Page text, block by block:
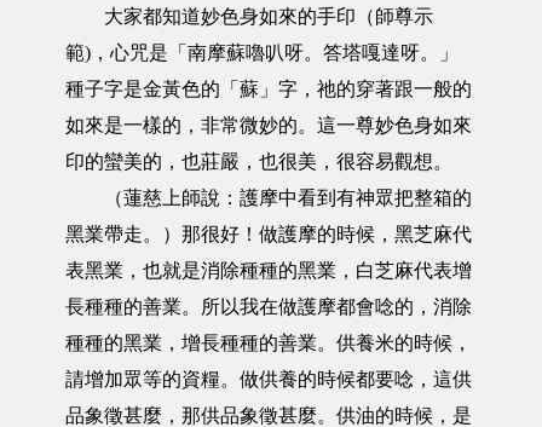
大家都知道妙色身如來的手印（師尊示
範)，心咒是「南摩蘇嚕叭呀。答塔嘎達呀。」
種子字是金黃色的「蘇」字，祂的穿著跟一般的
如來是一樣的，非常微妙的。這一尊妙色身如來
印的蠻美的，也莊嚴，也很美，很容易觀想。
（蓮慈上師說：護摩中看到有神眾把整箱的
黑業帶走。）那很好！做護摩的時候，黑芝麻代
表黑業，也就是消除種種的黑業，白芝麻代表增
長種種的善業。所以我在做護摩都會唸的，消除
種種的黑業，增長種種的善業。供養米的時候，
請增加眾等的資糧。做供養的時候都要唸，這供
品象徵甚麼，那供品象徵甚麼。供油的時候，是